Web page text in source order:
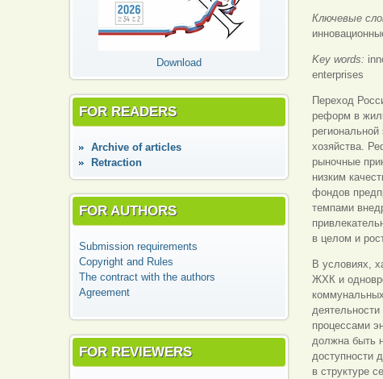
Download
FOR READERS
Аrchive of articles
Retraction
FOR AUTHORS
Submission requirements
Copyright and Rules
The contract with the authors
Agreement
FOR REVIEWERS
Ключевые
Key words:
enterprises
Переход
реформ в
хозяйства.
рыночные
низким
фондов
темпами
в целом и
В условиях,
ЖХК и
деятельности
процессами
должна быть
доступности
в структуре